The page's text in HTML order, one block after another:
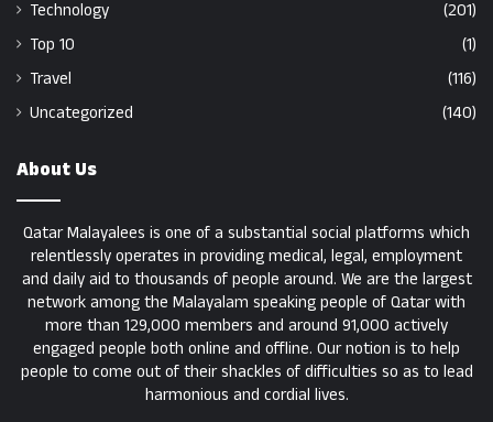
Technology
(201)
Top 10
(1)
Travel
(116)
Uncategorized
(140)
About Us
Qatar Malayalees is one of a substantial social platforms which
relentlessly operates in providing medical, legal, employment
and daily aid to thousands of people around. We are the largest
network among the Malayalam speaking people of Qatar with
more than 129,000 members and around 91,000 actively
engaged people both online and offline. Our notion is to help
people to come out of their shackles of difficulties so as to lead
harmonious and cordial lives.